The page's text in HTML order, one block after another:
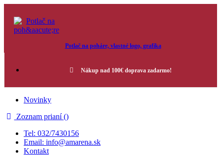
Potlač na poháre, vlastné logo, grafika
Nákup nad 100€ doprava zadarmo!
Novinky
Zoznam prianí ()
Tel: 032/7430156
Email: info@amarena.sk
Kontakt